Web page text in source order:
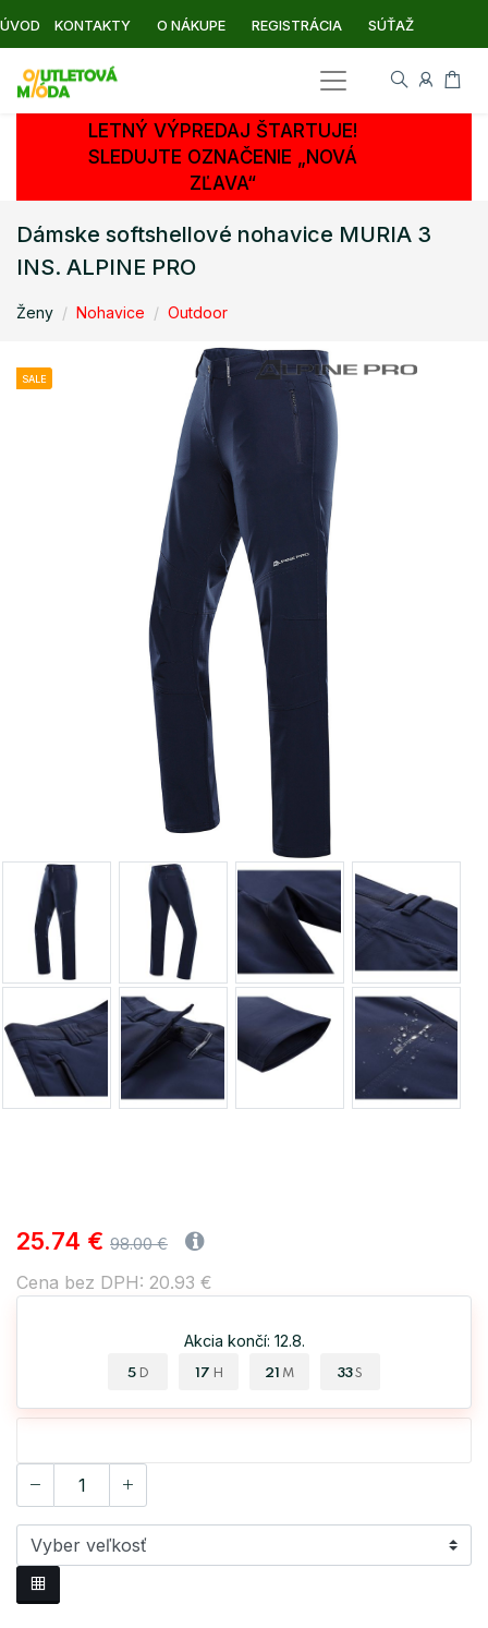
ÚVOD KONTAKTY O NÁKUPE REGISTRÁCIA SÚŤAŽ
LETNÝ VÝPREDAJ ŠTARTUJE!
SLEDUJTE OZNAČENIE „NOVÁ
ZĽAVA“
Dámske softshellové nohavice MURIA 3
INS. ALPINE PRO
Ženy Nohavice Outdoor
SALE
25.74 € 98.00 €
Cena bez DPH: 20.93 €
Akcia končí: 12.8.
5 D 17 H 21 M 32 S